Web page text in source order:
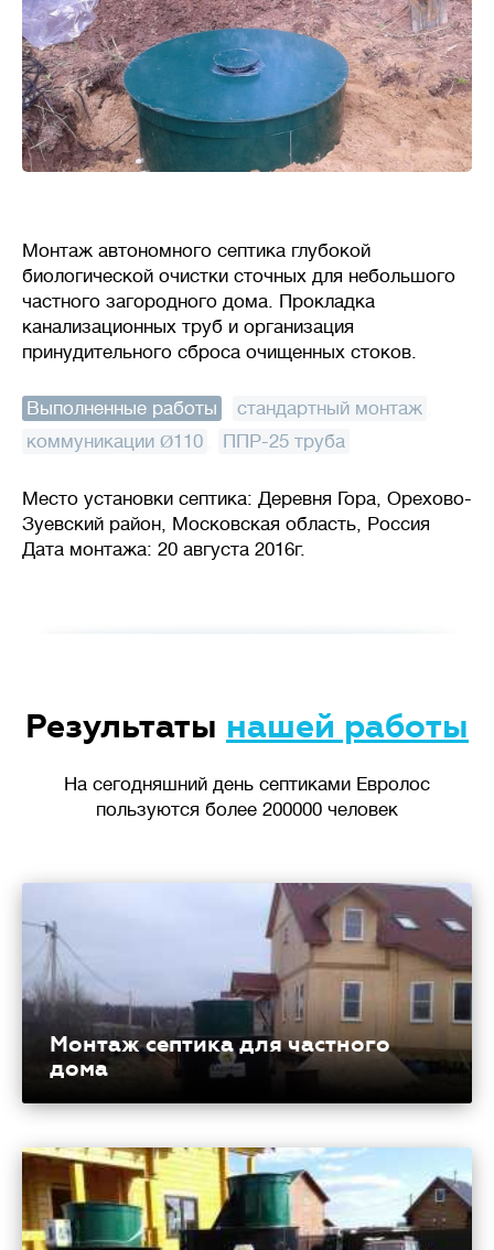
Монтаж автономного септика глубокой
биологической очистки сточных для небольшого
частного загородного дома. Прокладка
канализационных труб и организация
принудительного сброса очищенных стоков.
Выполненные работы стандартный монтаж
коммуникации Ø110
ППР-25 труба
Место установки септика: Деревня Гора, Орехово-
Зуевский район, Московская область, Россия
Дата монтажа: 20 августа 2016г.
Результаты нашей работы
На сегодняшний день септиками Евролос
пользуются более 200000 человек
Монтаж септика для частного
дома